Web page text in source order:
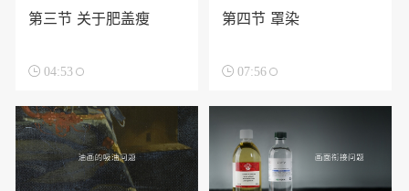
第三节 关于肥盖瘦
 04:53
第四节 罩染
 07:56